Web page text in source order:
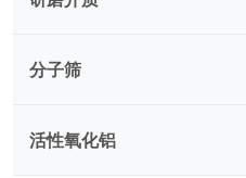
分子筛
活性氧化铝